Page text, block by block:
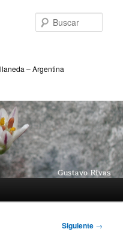
– Argentina
Siguiente →